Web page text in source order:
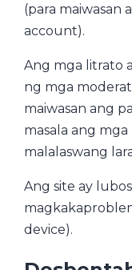
(para maiwasan
account).
Ang mga litrato
ng mga
maiwasan ang
masala ang mga
malalaswang
Ang site ay
device).